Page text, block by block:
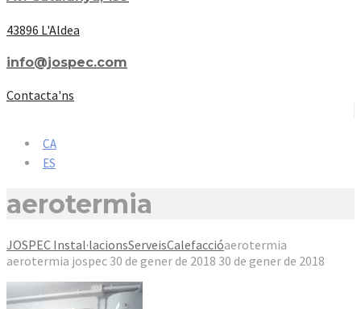
43896 L'Aldea
info@jospec.com
Contacta'ns
CA
ES
aerotermia
JOSPEC Instal·lacionsServeisCalefaccióaerotermia
aerotermia jospec 30 de gener de 2018 30 de gener de 2018